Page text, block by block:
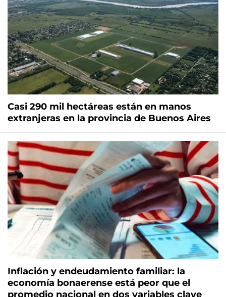
Casi 290 mil hectáreas están en manos
extranjeras en la provincia de Buenos Aires
Inflación y endeudamiento familiar: la
economía bonaerense está peor que el
promedio nacional en dos variables clave